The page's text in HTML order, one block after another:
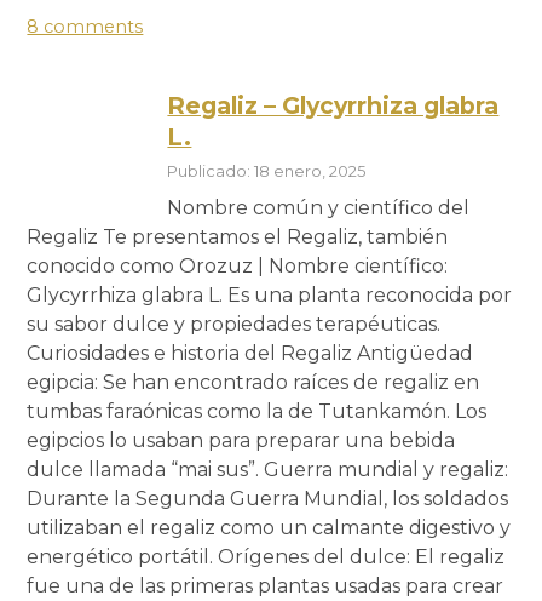
8 comments
Regaliz – Glycyrrhiza glabra
L.
Publicado: 18 enero, 2025
Nombre común y científico del
Regaliz Te presentamos el Regaliz, también
conocido como Orozuz | Nombre científico:
Glycyrrhiza glabra L. Es una planta reconocida por
su sabor dulce y propiedades terapéuticas.
Curiosidades e historia del Regaliz Antigüedad
egipcia: Se han encontrado raíces de regaliz en
tumbas faraónicas como la de Tutankamón. Los
egipcios lo usaban para preparar una bebida
dulce llamada “mai sus”. Guerra mundial y regaliz:
Durante la Segunda Guerra Mundial, los soldados
utilizaban el regaliz como un calmante digestivo y
energético portátil. Orígenes del dulce: El regaliz
fue una de las primeras plantas usadas para crear